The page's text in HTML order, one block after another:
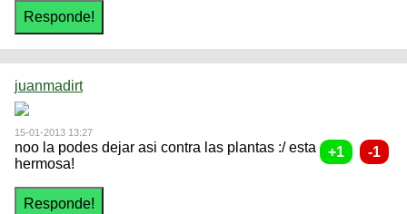
juanmadirt
15-01-2013 13:27
noo la podes dejar asi contra las plantas :/ esta
hermosa!